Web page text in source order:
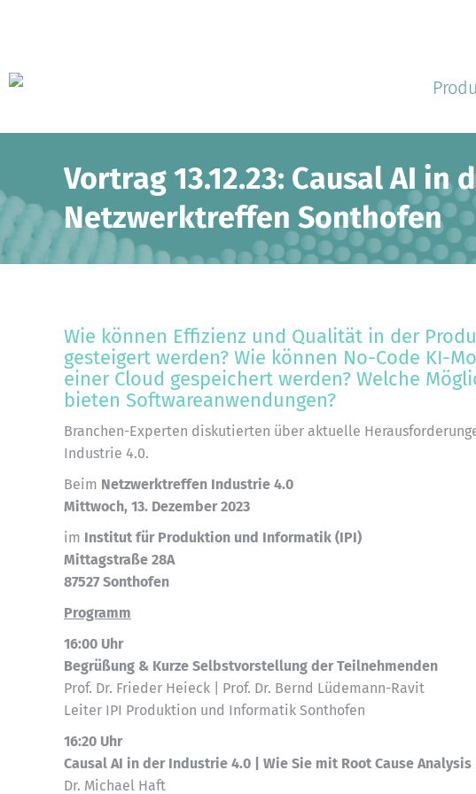
Vortrag 13.12.23: Causal AI
Netzwerktreffen Sonthofen
Wie können Effizienz und Qualität in der
gesteigert werden? Wie können No-Code KI-
einer Cloud gespeichert werden? Welche
bieten Softwareanwendungen?
Branchen-Experten diskutierten über aktuelle
Industrie 4.0.
Beim Netzwerktreffen Industrie 4.0
Mittwoch, 13. Dezember 2023
im Institut für Produktion und Informatik (IPI)
Mittagstraße 28A
87527 Sonthofen
Programm
16:00 Uhr
Begrüßung & Kurze Selbstvorstellung der Teilnehmenden
Prof. Dr. Frieder Heieck | Prof. Dr. Bernd Lüdemann-Ravit
Leiter IPI Produktion und Informatik Sonthofen
16:20 Uhr
Causal AI in der Industrie 4.0 | Wie Sie mit Root Cause
Dr. Michael Haft